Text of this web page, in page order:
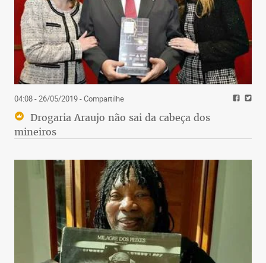
04:08 - 26/05/2019- Compartilhe
Drogaria Araujo não sai da cabeça dos
mineiros